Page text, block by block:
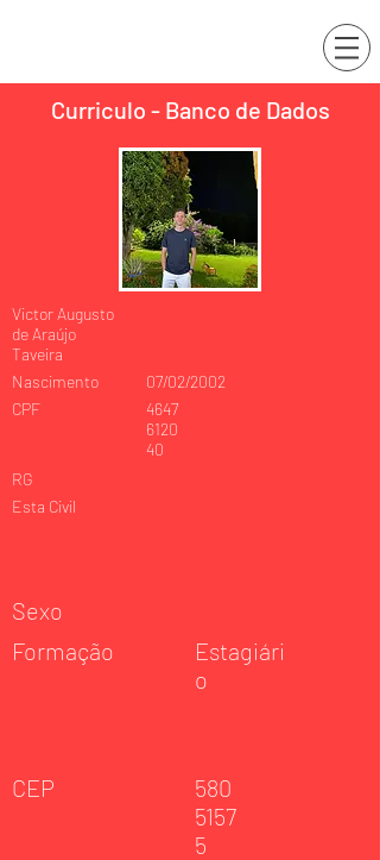
Curriculo - Banco de Dados
Victor Augusto
de Araújo
Taveira
Nascimento
CPF
RG
Esta Civil
07/02/2002
4647
6120
40
Sexo
Formação
Estagiári
o
CEP
580
5157
5